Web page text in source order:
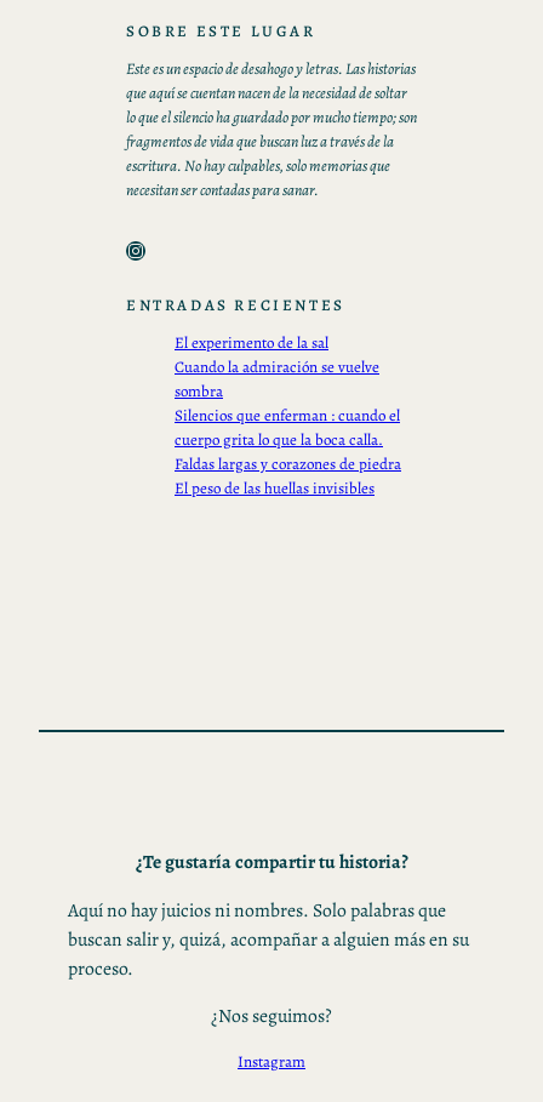
SOBRE ESTE LUGAR
Este es un espacio de desahogo y letras. Las historias
que aquí se cuentan nacen de la necesidad de soltar
lo que el silencio ha guardado por mucho tiempo; son
fragmentos de vida que buscan luz a través de la
escritura. No hay culpables, solo memorias que
necesitan ser contadas para sanar.
Instagram
ENTRADAS RECIENTES
El experimento de la sal
Cuando la admiración se vuelve
sombra
Silencios que enferman : cuando el
cuerpo grita lo que la boca calla.
Faldas largas y corazones de piedra
El peso de las huellas invisibles
¿Te gustaría compartir tu historia?
Aquí no hay juicios ni nombres. Solo palabras que
buscan salir y, quizá, acompañar a alguien más en su
proceso.
¿Nos seguimos?
Instagram